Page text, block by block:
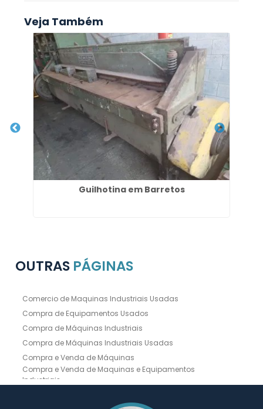
Veja Também
Guilhotina em Barretos
OUTRAS PÁGINAS
Comercio de Maquinas Industriais Usadas
Compra de Equipamentos Usados
Compra de Máquinas Industriais
Compra de Máquinas Industriais Usadas
Compra e Venda de Máquinas
Compra e Venda de Maquinas e Equipamentos
Industriais